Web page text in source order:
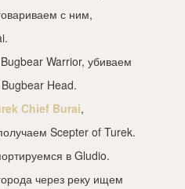
с ним,
Warrior, убиваем
Head.
Chief Burai,
Scepter of Turek.
в Gludio.
через реку ищем